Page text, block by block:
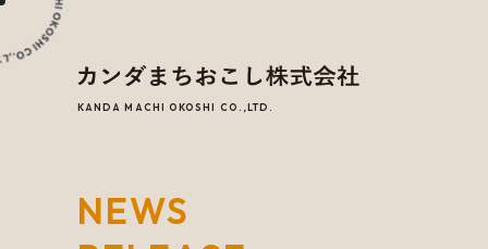
KANDA MACHI OKOSHI CO.,LTD.
NEWS